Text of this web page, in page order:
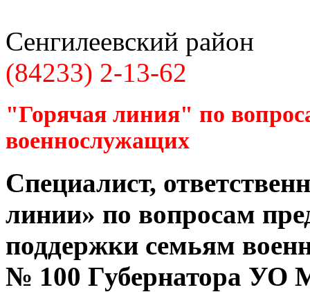
Сенгилеевский район
(84233) 2-13-62
"Горячая линия" по
военнослужащих
Специалист,
линии» по вопросам
поддержки семьям
№ 100 Губернатора УО